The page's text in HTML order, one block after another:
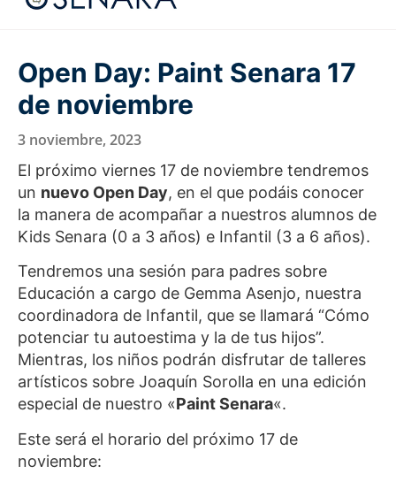
Open Day: Paint Senara 17
de noviembre
3 noviembre, 2023
El próximo viernes 17 de noviembre tendremos
un nuevo Open Day, en el que podáis conocer
la manera de acompañar a nuestros alumnos de
Kids Senara (0 a 3 años) e Infantil (3 a 6 años).
Tendremos una sesión para padres sobre
Educación a cargo de Gemma Asenjo, nuestra
coordinadora de Infantil, que se llamará “Cómo
potenciar tu autoestima y la de tus hijos”.
Mientras, los niños podrán disfrutar de talleres
artísticos sobre Joaquín Sorolla en una edición
especial de nuestro «Paint Senara«.
Este será el horario del próximo 17 de
noviembre: